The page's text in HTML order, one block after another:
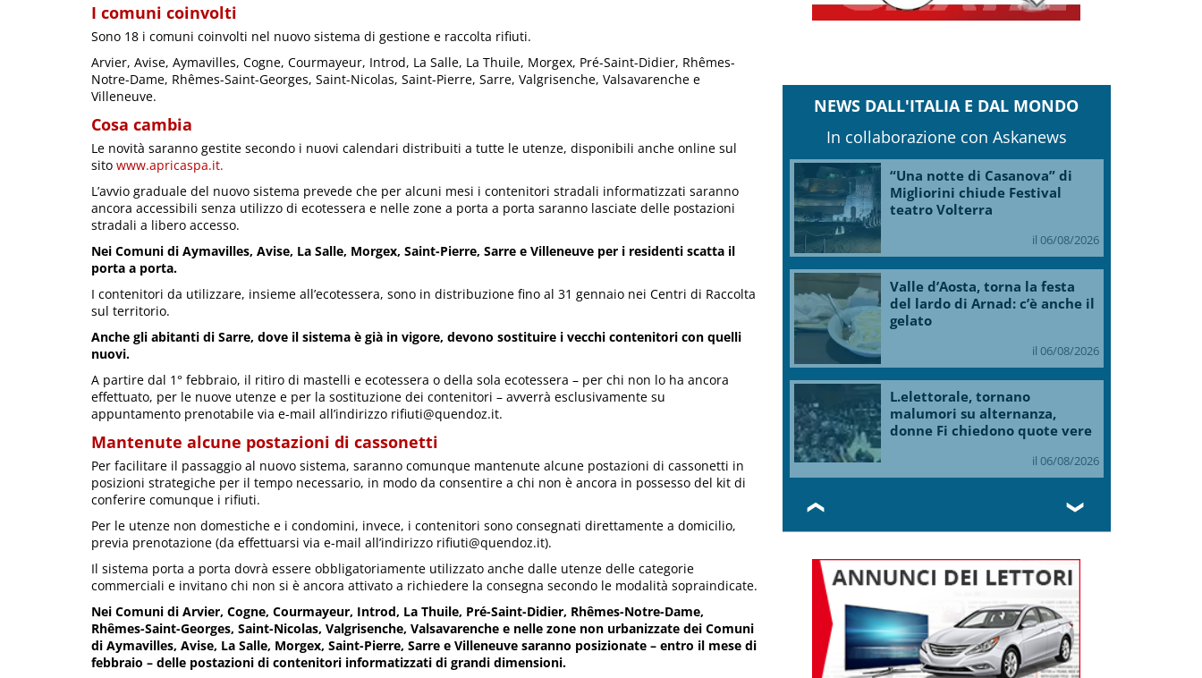
I comuni coinvolti
Sono 18 i comuni coinvolti nel nuovo sistema di gestione e raccolta rifiuti.
Arvier, Avise, Aymavilles, Cogne, Courmayeur, Introd, La Salle, La Thuile, Morgex, Pré-Saint-Didier, Rhêmes-
Notre-Dame, Rhêmes-Saint-Georges, Saint-Nicolas, Saint-Pierre, Sarre, Valgrisenche, Valsavarenche e
Villeneuve.
Cosa cambia
Le novità saranno gestite secondo i nuovi calendari distribuiti a tutte le utenze, disponibili anche online sul
sito www.apricaspa.it.
L’avvio graduale del nuovo sistema prevede che per alcuni mesi i contenitori stradali informatizzati saranno
ancora accessibili senza utilizzo di ecotessera e nelle zone a porta a porta saranno lasciate delle postazioni
stradali a libero accesso.
Nei Comuni di Aymavilles, Avise, La Salle, Morgex, Saint-Pierre, Sarre e Villeneuve per i residenti scatta il
porta a porta.
I contenitori da utilizzare, insieme all’ecotessera, sono in distribuzione fino al 31 gennaio nei Centri di Raccolta
sul territorio.
Anche gli abitanti di Sarre, dove il sistema è già in vigore, devono sostituire i vecchi contenitori con quelli
nuovi.
A partire dal 1° febbraio, il ritiro di mastelli e ecotessera o della sola ecotessera – per chi non lo ha ancora
effettuato, per le nuove utenze e per la sostituzione dei contenitori – avverrà esclusivamente su
appuntamento prenotabile via e-mail all’indirizzo rifiuti@quendoz.it.
Mantenute alcune postazioni di cassonetti
Per facilitare il passaggio al nuovo sistema, saranno comunque mantenute alcune postazioni di cassonetti in
posizioni strategiche per il tempo necessario, in modo da consentire a chi non è ancora in possesso del kit di
conferire comunque i rifiuti.
Per le utenze non domestiche e i condomini, invece, i contenitori sono consegnati direttamente a domicilio,
previa prenotazione (da effettuarsi via e-mail all’indirizzo rifiuti@quendoz.it).
Il sistema porta a porta dovrà essere obbligatoriamente utilizzato anche dalle utenze delle categorie
commerciali e invitano chi non si è ancora attivato a richiedere la consegna secondo le modalità sopraindicate.
Nei Comuni di Arvier, Cogne, Courmayeur, Introd, La Thuile, Pré-Saint-Didier, Rhêmes-Notre-Dame,
Rhêmes-Saint-Georges, Saint-Nicolas, Valgrisenche, Valsavarenche e nelle zone non urbanizzate dei Comuni
di Aymavilles, Avise, La Salle, Morgex, Saint-Pierre, Sarre e Villeneuve saranno posizionate – entro il mese di
febbraio – delle postazioni di contenitori informatizzati di grandi dimensioni.
NEWS DALL'ITALIA E DAL MONDO
In collaborazione con Askanews
“Una notte di Casanova” di
Migliorini chiude Festival
teatro Volterra
il 06/08/2026
Valle d’Aosta, torna la festa
del lardo di Arnad: c’è anche il
gelato
il 06/08/2026
L.elettorale, tornano
malumori su alternanza,
donne Fi chiedono quote vere
il 06/08/2026
❮ ❯